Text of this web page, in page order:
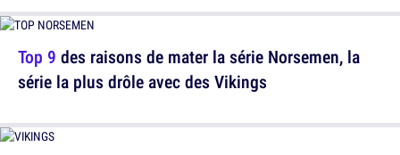
Top 9 des raisons de mater la série Norsemen, la
série la plus drôle avec des Vikings